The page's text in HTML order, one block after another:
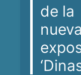
de la
nueva